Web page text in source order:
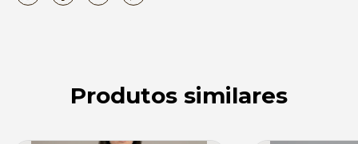
Produtos similares